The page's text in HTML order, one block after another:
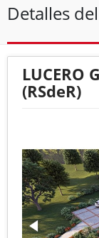
Detalles
LUCERO
(RSdeR)